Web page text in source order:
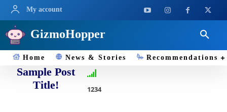
My account
GizmoHopper
Home News & Stories Recommendations
Sample Post
Title!
1234